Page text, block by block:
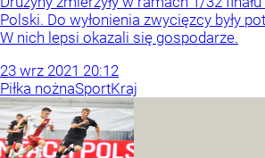
Polski. Do wyłonienia zwycięzcy były
W nich lepsi okazali się gospodarze.
23 wrz 2021 20:12
Piłka nożnaSportKraj